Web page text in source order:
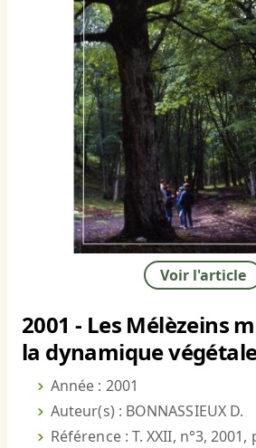
Voir l'article
2001 - Les Mélèzeins
la dynamique
Année : 2001
Auteur(s) : BONNASSIEUX D.
Référence : T. XXII, n°3, 2001,